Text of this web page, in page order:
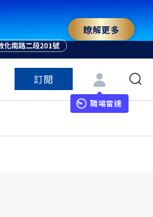
瞭解更多
訂閱
職場雷達
特色頻道